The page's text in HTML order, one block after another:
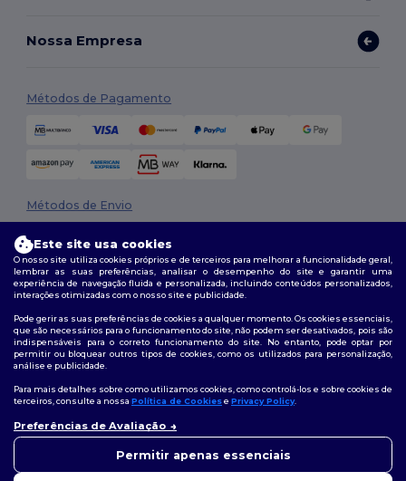
Nossa Empresa
Métodos de Pagamento
Métodos de Envio
2026. Todos os direitos reservados
Termos e Condições|Política de personalização
|Política de cookies|Mapa do Site
Siga-nos
Este site usa cookies
O nosso site utiliza cookies próprios e de terceiros para melhorar a funcionalidade geral,
lembrar as suas preferências, analisar o desempenho do site e garantir uma
experiência de navegação fluida e personalizada, incluindo conteúdos personalizados,
interações otimizadas com o nosso site e publicidade.
Pode gerir as suas preferências de cookies a qualquer momento. Os cookies essenciais,
que são necessários para o funcionamento do site, não podem ser desativados, pois são
indispensáveis para o correto funcionamento do site. No entanto, pode optar por
permitir ou bloquear outros tipos de cookies, como os utilizados para personalização,
análise e publicidade.
Para mais detalhes sobre como utilizamos cookies, como controlá-los e sobre cookies de
terceiros, consulte a nossa Política de Cookiese Privacy Policy.
Preferências de Avaliação
Permitir apenas essenciais
questão, pode contactar-nos a